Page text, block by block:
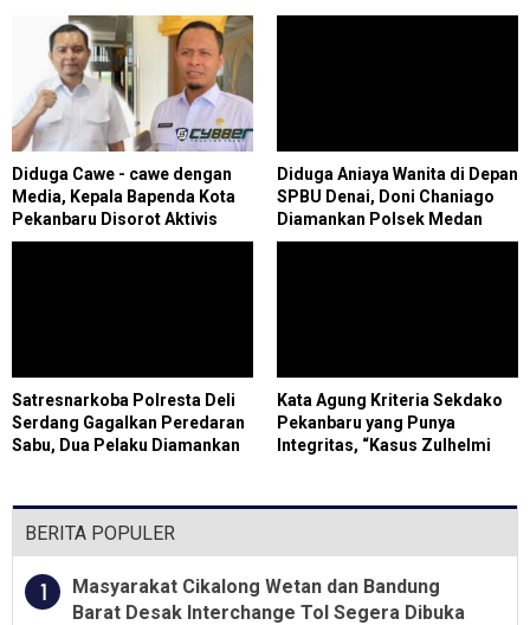
Diduga Cawe - cawe dengan
Media, Kepala Bapenda Kota
Pekanbaru Disorot Aktivis
Diduga Aniaya Wanita di Depan
SPBU Denai, Doni Chaniago
Diamankan Polsek Medan
Area
Satresnarkoba Polresta Deli
Serdang Gagalkan Peredaran
Sabu, Dua Pelaku Diamankan
Kata Agung Kriteria Sekdako
Pekanbaru yang Punya
Integritas, “Kasus Zulhelmi
BERITA POPULER
1
Masyarakat Cikalong Wetan dan Bandung
Barat Desak Interchange Tol Segera Dibuka